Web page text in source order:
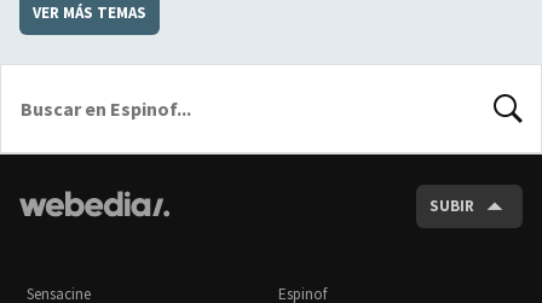
VER MÁS TEMAS
SUBIR
Sensacine Espinof